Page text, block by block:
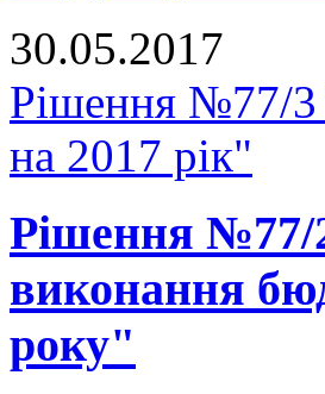
30.05.2017
Рішення №77/3
на 2017 рік"
Рішення №77/
виконання
року"